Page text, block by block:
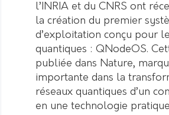
l’INRIA et du CNRS ont
la création du premier
d’exploitation conçu pour
quantiques : QNodeOS.
publiée dans Nature,
importante dans la
réseaux quantiques d’un
en une technologie